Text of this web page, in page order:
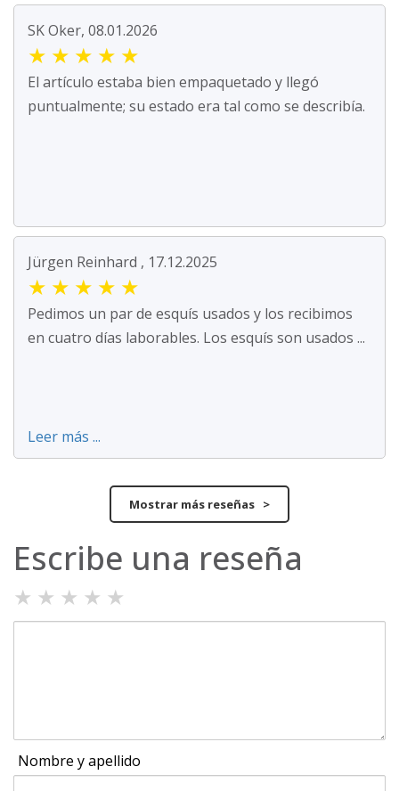
SK Oker, 08.01.2026
★ ★ ★ ★ ★
El artículo estaba bien empaquetado y llegó
puntualmente; su estado era tal como se describía.
Jürgen Reinhard , 17.12.2025
★ ★ ★ ★ ★
Pedimos un par de esquís usados y los recibimos
en cuatro días laborables. Los esquís son usados ...
Leer más ...
Mostrar más reseñas >
Escribe una reseña
★ ★ ★ ★ ★
Nombre y apellido